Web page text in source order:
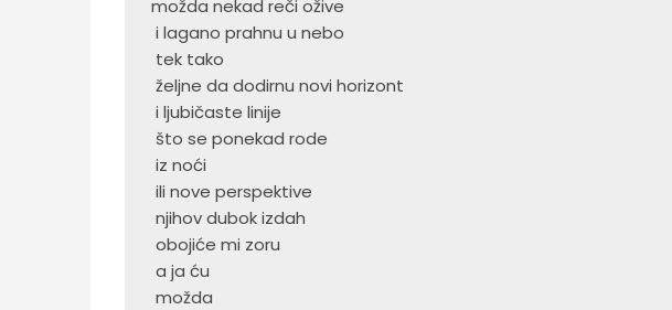
možda nekad reči ožive
i lagano prahnu u nebo
tek tako
željne da dodirnu novi horizont
i ljubičaste linije
što se ponekad rode
iz noći
ili nove perspektive
njihov dubok izdah
obojiće mi zoru
a ja ću
možda